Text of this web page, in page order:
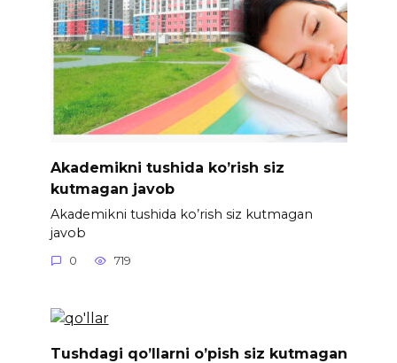
Akademikni tushida ko’rish siz
kutmagan javob
Akademikni tushida ko’rish siz kutmagan
javob
0 719
Tushdagi qo’llarni o’pish siz kutmagan